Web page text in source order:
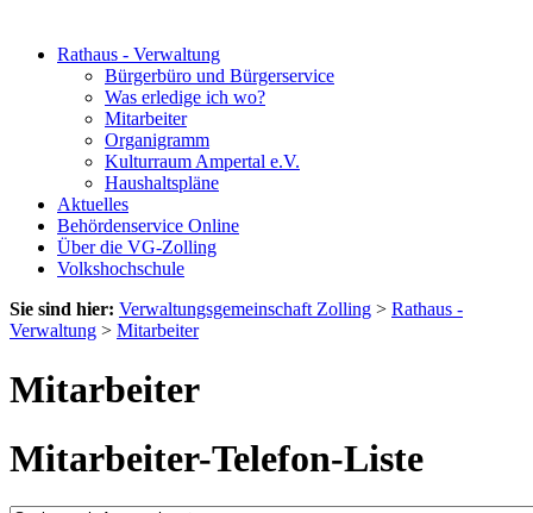
Rathaus - Verwaltung
Bürgerbüro und Bürgerservice
Was erledige ich wo?
Mitarbeiter
Organigramm
Kulturraum Ampertal e.V.
Haushaltspläne
Aktuelles
Behördenservice Online
Über die VG-Zolling
Volkshochschule
Sie sind hier: Verwaltungsgemeinschaft Zolling > Rathaus -
Verwaltung > Mitarbeiter
Mitarbeiter
Mitarbeiter-Telefon-Liste